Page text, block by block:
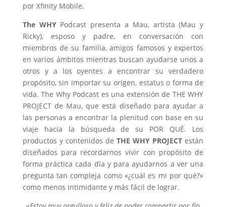
por Xfinity Mobile.
The WHYPodcast presenta a Mau, artista (Mau y
Ricky), esposo y padre, en conversación con
miembros de su familia, amigos famosos y expertos
en varios ámbitos mientras buscan ayudarse unos a
otros y a los oyentes a encontrar su verdadero
propósito, sin importar su origen, estatus o forma de
vida. The Why Podcast es una extensión de THE WHY
PROJECT de Mau, que está diseñado para ayudar a
las personas a encontrar la plenitud con base en su
viaje hacia la búsqueda de su POR QUÉ. Los
productos y contenidos deTHE WHY PROJECT están
diseñados para recordarnos vivir con propósito de
forma práctica cada día y para ayudarnos a ver una
pregunta tan compleja como «¿cuál es mi por qué?»
como menos intimidante y más fácil de lograr.